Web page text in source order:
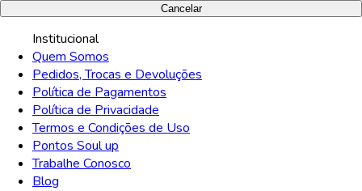
Cancelar
Institucional
Quem Somos
Pedidos, Trocas e Devoluções
Política de Pagamentos
Política de Privacidade
Termos e Condições de Uso
Pontos Soul up
Trabalhe Conosco
Blog